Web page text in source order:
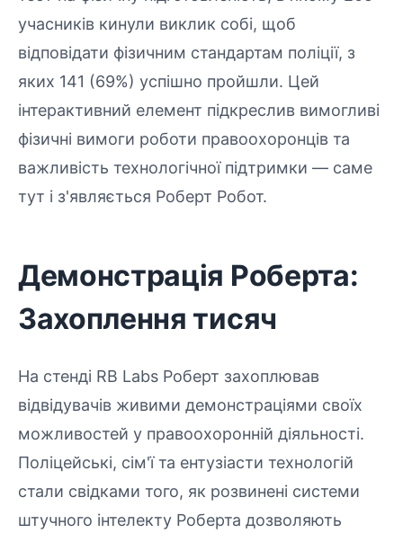
учасників кинули виклик собі, щоб
відповідати фізичним стандартам поліції, з
яких 141 (69%) успішно пройшли. Цей
інтерактивний елемент підкреслив вимогливі
фізичні вимоги роботи правоохоронців та
важливість технологічної підтримки — саме
тут і з'являється Роберт Робот.
Демонстрація Роберта:
Захоплення тисяч
На стенді RB Labs Роберт захоплював
відвідувачів живими демонстраціями своїх
можливостей у правоохоронній діяльності.
Поліцейські, сім'ї та ентузіасти технологій
стали свідками того, як розвинені системи
штучного інтелекту Роберта дозволяють